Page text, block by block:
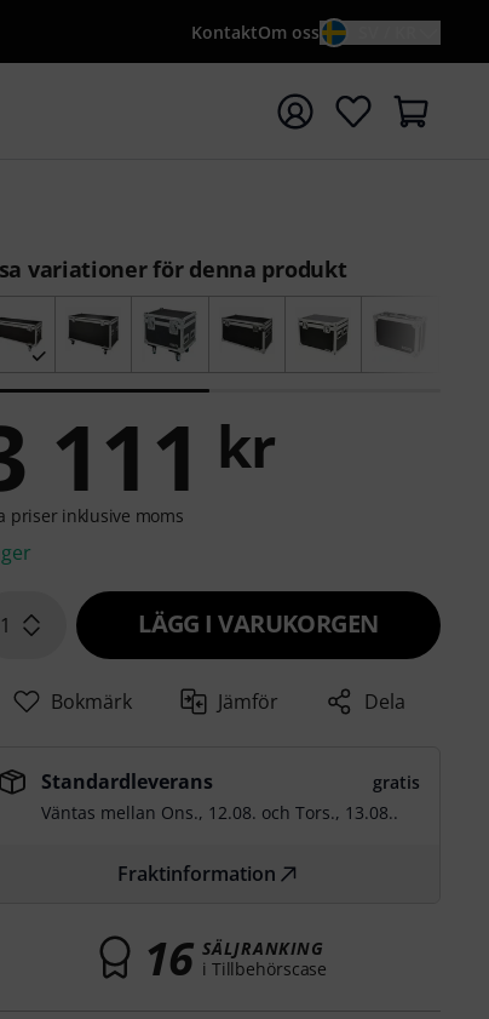
KontaktOm oss
med söktermen {searchTerm}
variationer för denna produkt
111 kr
priser inklusive moms
1 LÄGG I VARUKORGEN
Bokmärk Jämför Dela
Standardleverans
gratis
Väntas mellan Ons., 12.08. ochTors., 13.08..
Fraktinformation
16 SÄLJRANKING
i Tillbehörscase